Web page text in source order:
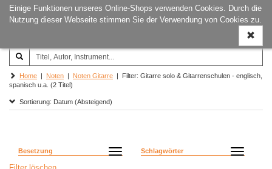
Einige Funktionen unseres Online-Shops verwenden Cookies. Durch die
Nutzung dieser Webseite stimmen Sie der Verwendung von Cookies zu.
ein-/
Joachim‐Trekel‐Musikverlag,
Hamburg
Home | Noten | Noten Gitarre | Filter: Gitarre solo & Gitarrenschulen - englisch,
spanisch u.a. (2 Titel)
Sortierung: Datum (Absteigend)
Besetzung Schlagwörter